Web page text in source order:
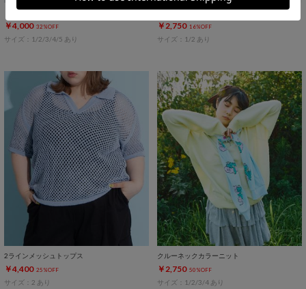
ドロストストライプシャツ
￥4,000 32%OFF
サイズ：1/2/3/4/5 あり
スリーブロゴ刺繍Tシャツ
￥2,750 16%OFF
サイズ：1/2 あり
2ラインメッシュトップス
￥4,400 25%OFF
サイズ：2 あり
クルーネックカラーニット
￥2,750 50%OFF
サイズ：1/2/3/4 あり